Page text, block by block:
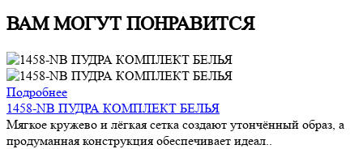
ВАМ МОГУТ ПОНРАВИТСЯ
Подробнее
1458-NB ПУДРА КОМПЛЕКТ БЕЛЬЯ
Мягкое кружево и лёгкая сетка создают утончённый образ, а
продуманная конструкция обеспечивает идеал..